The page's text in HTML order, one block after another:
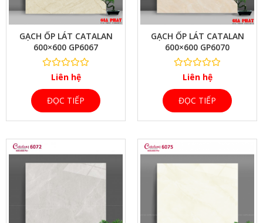
GẠCH ỐP LÁT CATALAN
600×600 GP6067
Liên hệ
ĐỌC TIẾP
XEM NHANH
GẠCH ỐP LÁT CATALAN
600×600 GP6070
Liên hệ
ĐỌC TIẾP